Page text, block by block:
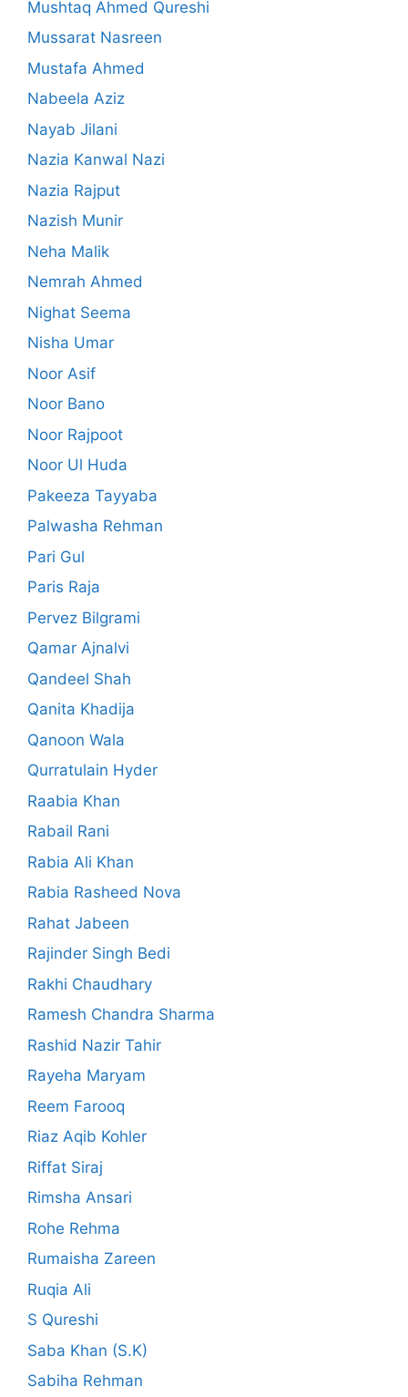
Mushtaq Ahmed Qureshi
Mussarat Nasreen
Mustafa Ahmed
Nabeela Aziz
Nayab Jilani
Nazia Kanwal Nazi
Nazia Rajput
Nazish Munir
Neha Malik
Nemrah Ahmed
Nighat Seema
Nisha Umar
Noor Asif
Noor Bano
Noor Rajpoot
Noor Ul Huda
Pakeeza Tayyaba
Palwasha Rehman
Pari Gul
Paris Raja
Pervez Bilgrami
Qamar Ajnalvi
Qandeel Shah
Qanita Khadija
Qanoon Wala
Qurratulain Hyder
Raabia Khan
Rabail Rani
Rabia Ali Khan
Rabia Rasheed Nova
Rahat Jabeen
Rajinder Singh Bedi
Rakhi Chaudhary
Ramesh Chandra Sharma
Rashid Nazir Tahir
Rayeha Maryam
Reem Farooq
Riaz Aqib Kohler
Riffat Siraj
Rimsha Ansari
Rohe Rehma
Rumaisha Zareen
Ruqia Ali
S Qureshi
Saba Khan (S.K)
Sabiha Rehman